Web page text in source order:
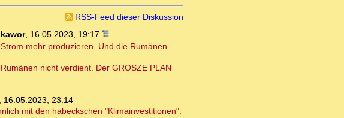
RSS-Feed dieser Diskussion
, 16.05.2023, 19:17
mehr produzieren. Und die Rumänen
nicht verdient. Der GROSZE PLAN
, 16.05.2023, 23:14
mit den habeckschen "Klimainvestitionen".